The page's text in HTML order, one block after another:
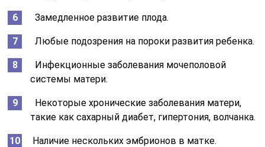
Замедленное развитие плода.
Любые подозрения на пороки развития ребенка.
Инфекционные заболевания мочеполовой
системы матери.
Некоторые хронические заболевания матери,
такие как сахарный диабет, гипертония, волчанка.
Наличие нескольких эмбрионов в матке.